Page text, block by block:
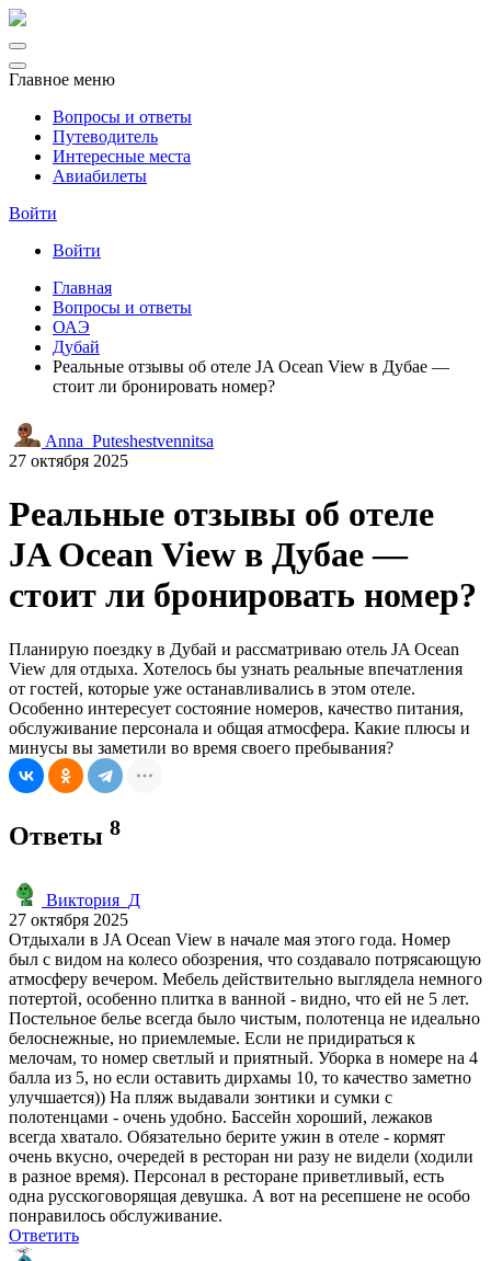
Главное меню
Вопросы и ответы
Путеводитель
Интересные места
Авиабилеты
Войти
Войти
Главная
Вопросы и ответы
ОАЭ
Дубай
Реальные отзывы об отеле JA Ocean View в Дубае —
стоит ли бронировать номер?
Anna_Puteshestvennitsa
27 октября 2025
Реальные отзывы об отеле
JA Ocean View в Дубае —
стоит ли бронировать номер?
Планирую поездку в Дубай и рассматриваю отель JA Ocean
View для отдыха. Хотелось бы узнать реальные впечатления
от гостей, которые уже останавливались в этом отеле.
Особенно интересует состояние номеров, качество питания,
обслуживание персонала и общая атмосфера. Какие плюсы и
минусы вы заметили во время своего пребывания?
Ответы 8
Виктория_Д
27 октября 2025
Отдыхали в JA Ocean View в начале мая этого года. Номер
был с видом на колесо обозрения, что создавало потрясающую
атмосферу вечером. Мебель действительно выглядела немного
потертой, особенно плитка в ванной - видно, что ей не 5 лет.
Постельное белье всегда было чистым, полотенца не идеально
белоснежные, но приемлемые. Если не придираться к
мелочам, то номер светлый и приятный. Уборка в номере на 4
балла из 5, но если оставить дирхамы 10, то качество заметно
улучшается)) На пляж выдавали зонтики и сумки с
полотенцами - очень удобно. Бассейн хороший, лежаков
всегда хватало. Обязательно берите ужин в отеле - кормят
очень вкусно, очередей в ресторан ни разу не видели (ходили
в разное время). Персонал в ресторане приветливый, есть
одна русскоговорящая девушка. А вот на ресепшене не особо
понравилось обслуживание.
Ответить